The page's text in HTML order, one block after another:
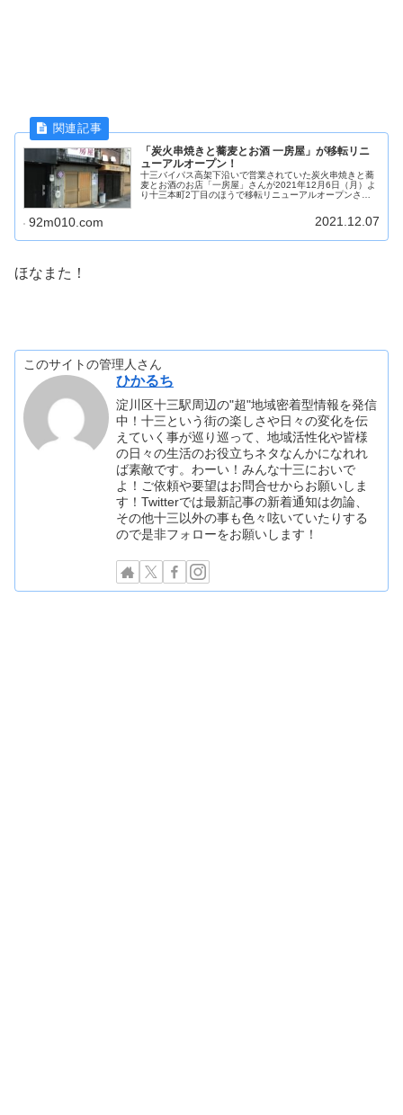
「炭火串焼きと蕎麦とお酒 一房屋」が移転リニ
ューアルオープン！
十三バイパス高架下沿いで営業されていた炭火串焼きと蕎
麦とお酒のお店「一房屋」さんが2021年12月6日（月）よ
り十三本町2丁目のほうで移転リニューアルオープンされ
92m010.com 2021.12.07
ほなまた！
このサイトの管理人さん
ひかるち
淀川区十三駅周辺の"超"地域密着型情報を発信
中！十三という街の楽しさや日々の変化を伝
えていく事が巡り巡って、地域活性化や皆様
の日々の生活のお役立ちネタなんかになれれ
ば素敵です。わーい！みんな十三においで
よ！ご依頼や要望はお問合せからお願いしま
す！Twitterでは最新記事の新着通知は勿論、
その他十三以外の事も色々呟いていたりする
ので是非フォローをお願いします！